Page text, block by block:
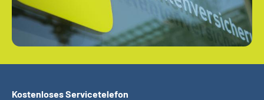
Kostenloses Servicetelefon